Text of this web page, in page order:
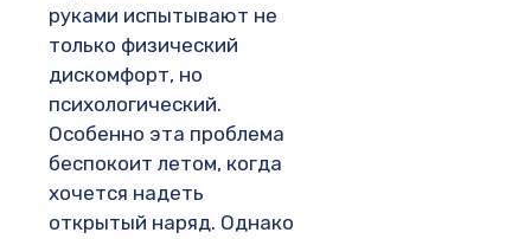
руками испытывают не
только физический
дискомфорт, но
психологический.
Особенно эта проблема
беспокоит летом, когда
хочется надеть
открытый наряд. Однако